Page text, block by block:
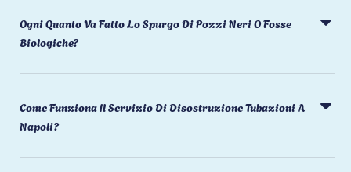
Ogni Quanto Va Fatto Lo Spurgo Di Pozzi Neri O Fosse
Biologiche?
Come Funziona Il Servizio Di Disostruzione Tubazioni A
Napoli?